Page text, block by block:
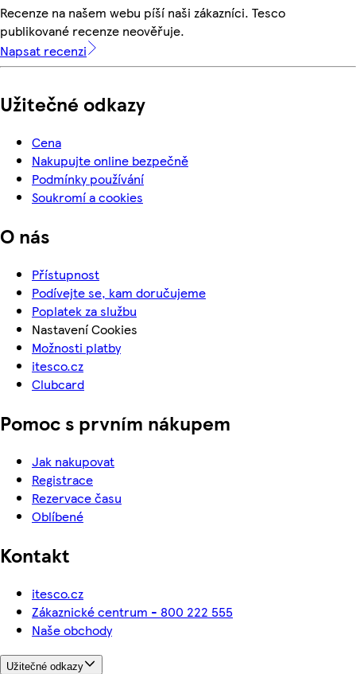
Recenze na našem webu píší naši zákazníci. Tesco
publikované recenze neověřuje.
Napsat recenzi
Užitečné odkazy
Cena
Nakupujte online bezpečně
Podmínky používání
Soukromí a cookies
O nás
Přístupnost
Podívejte se, kam doručujeme
Poplatek za službu
Nastavení Cookies
Možnosti platby
itesco.cz
Clubcard
Pomoc s prvním nákupem
Jak nakupovat
Registrace
Rezervace času
Oblíbené
Kontakt
itesco.cz
Zákaznické centrum - 800 222 555
Naše obchody
Užitečné odkazy